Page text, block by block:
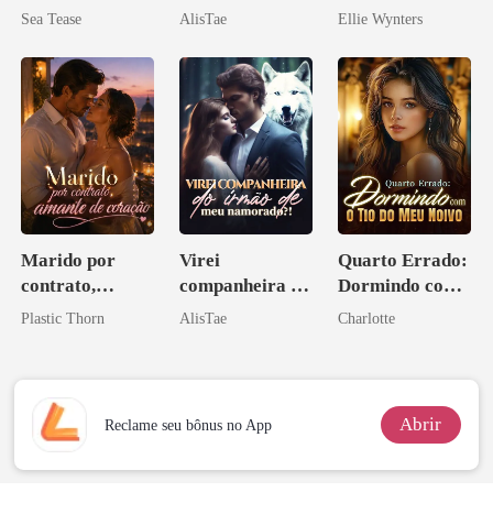
Sea Tease AlisTae
arrogante
Ellie Wynters
Marido por
contrato,
amante de
Plastic Thorn
Virei
companheira do
irmão de meu
AlisTae
Quarto Errado:
Dormindo com
o Tio do Meu
Charlotte
Reclame seu bônus no App Abrir